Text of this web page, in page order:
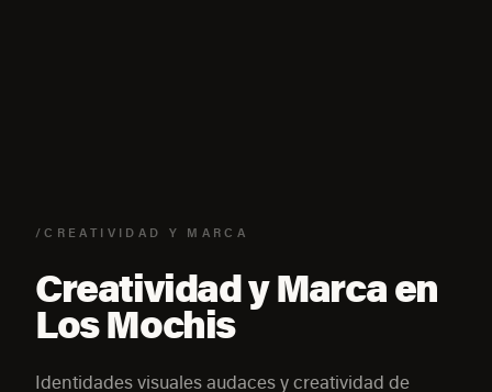
/CREATIVIDAD Y MARCA
Creatividad y Marca en
Los Mochis
Identidades visuales audaces y creatividad de